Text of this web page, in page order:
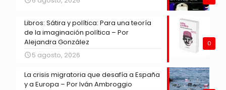
0
Libros: Sátira y política: Para una teoría
de la imaginación política – Por
Alejandra González
5 agosto, 2026
La crisis migratoria que desafía a España
y a Europa – Por Iván Ambroggio